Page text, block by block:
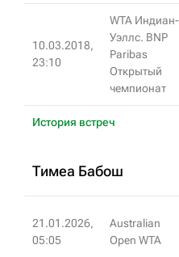
10.03.2018,
23:10
WTA Индиан-
Уэллс. BNP
Paribas
Открытый
чемпионат
История встреч
Тимеа Бабош
21.01.2026,
05:05
Australian
Open WTA